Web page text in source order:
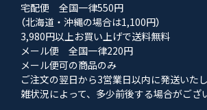
宅配便 全国一律550円
（北海道・沖縄の場合は1,100円）
3,980円以上お買い上げで送料無料
メール便 全国一律220円
メール便可の商品のみ
ご注文の翌日から3営業日以内に発送いた
雑状況によって、多少前後する場合がござ